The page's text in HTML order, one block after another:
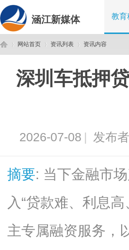
涵江新媒体 教育
网站首页
›
资讯列表
›
资讯内容
深圳车抵押
2026-07-08 | 发布
摘要: 当下金融市
入“贷款难、利息
主专属融资服务，